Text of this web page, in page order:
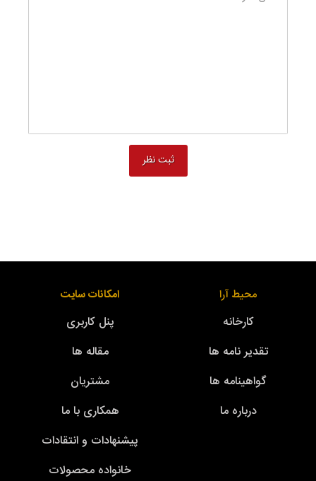
محیط آرا
کارخانه
تقدیر نامه ها
گواهینامه ها
درباره ما
امکانات سایت
پنل کاربری
مقاله ها
مشتریان
همکاری با ما
پیشنهادات و انتقادات
خانواده محصولات